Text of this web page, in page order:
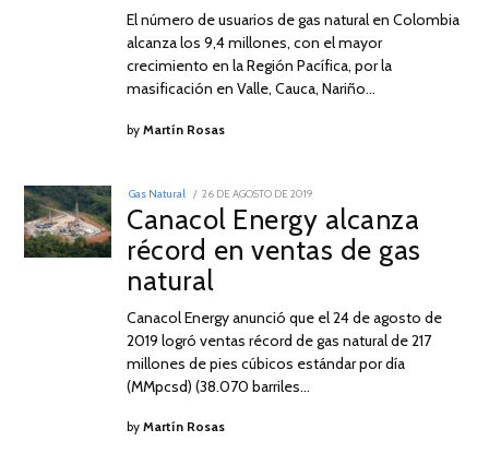
El número de usuarios de gas natural en Colombia
alcanza los 9,4 millones, con el mayor
crecimiento en la Región Pacífica, por la
masificación en Valle, Cauca, Nariño…
byMartín Rosas
Gas Natural
POSTED
26 DE AGOSTO DE 2019
AGOSTO
2019
Canacol Energy alcanza
récord en ventas de gas
natural
Canacol Energy anunció que el 24 de agosto de
2019 logró ventas récord de gas natural de 217
millones de pies cúbicos estándar por día
(MMpcsd) (38.070 barriles…
byMartín Rosas